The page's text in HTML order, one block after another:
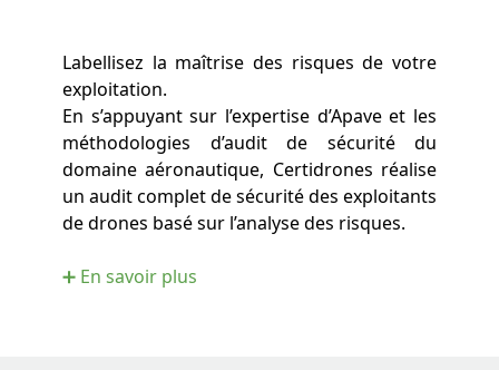
Labellisez la maîtrise des risques de votre
exploitation.
En s’appuyant sur l’expertise d’Apave et les
méthodologies d’audit de sécurité du
domaine aéronautique, Certidrones réalise
un audit complet de sécurité des exploitants
de drones basé sur l’analyse des risques.
➕ En savoir plus